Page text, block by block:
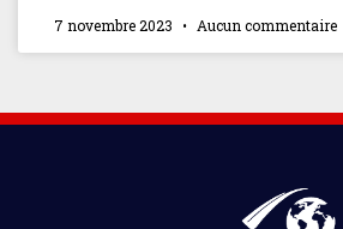
7 novembre 2023 Aucun commentaire